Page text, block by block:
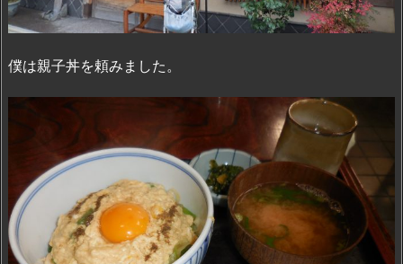
僕は親子丼を頼みました。